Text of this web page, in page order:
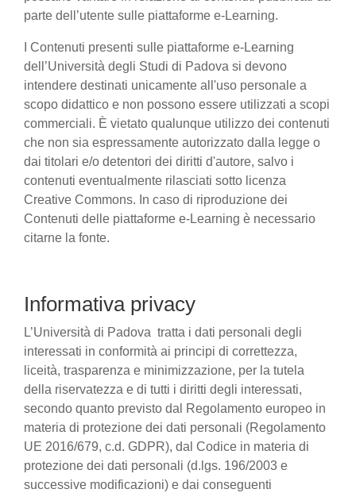
parte dell’utente sulle piattaforme e-Learning.
I Contenuti presenti sulle piattaforme e-Learning
dell’Università degli Studi di Padova si devono
intendere destinati unicamente all'uso personale a
scopo didattico e non possono essere utilizzati a scopi
commerciali. È vietato qualunque utilizzo dei contenuti
che non sia espressamente autorizzato dalla legge o
dai titolari e/o detentori dei diritti d'autore, salvo i
contenuti eventualmente rilasciati sotto licenza
Creative Commons. In caso di riproduzione dei
Contenuti delle piattaforme e-Learning è necessario
citarne la fonte.
Informativa privacy
L’Università di Padova tratta i dati personali degli
interessati in conformità ai principi di correttezza,
liceità, trasparenza e minimizzazione, per la tutela
della riservatezza e di tutti i diritti degli interessati,
secondo quanto previsto dal Regolamento europeo in
materia di protezione dei dati personali (Regolamento
UE 2016/679, c.d. GDPR), dal Codice in materia di
protezione dei dati personali (d.lgs. 196/2003 e
successive modificazioni) e dai conseguenti